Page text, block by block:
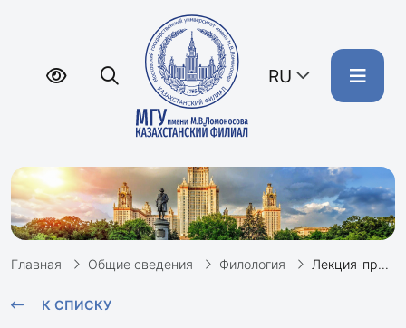
RU
Главная Общие сведения Филология Лекция-презентация «Современная психолингвистика: цели, задачи, методы исследования» О.А.Волошиной
К СПИСКУ